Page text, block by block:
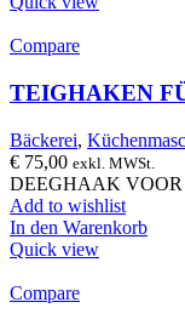
Compare
TEIGHAKEN
Bäckerei,
€ 75,00 exkl. MWSt.
DEEGHAAK VOOR
Add to wishlist
In den Warenkorb
Quick view
Compare